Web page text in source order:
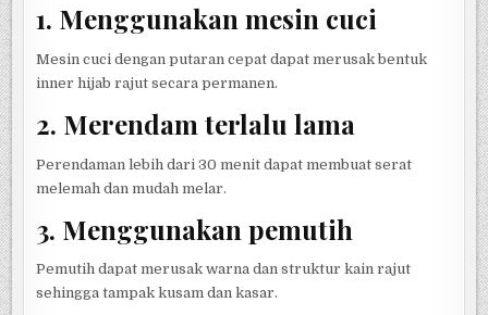
1. Menggunakan mesin cuci
Mesin cuci dengan putaran cepat dapat merusak bentuk
inner hijab rajut secara permanen.
2. Merendam terlalu lama
Perendaman lebih dari 30 menit dapat membuat serat
melemah dan mudah melar.
3. Menggunakan pemutih
Pemutih dapat merusak warna dan struktur kain rajut
sehingga tampak kusam dan kasar.